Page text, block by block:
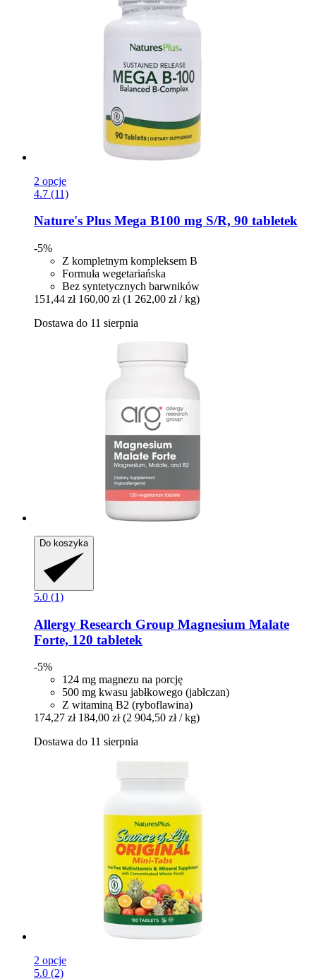
2 opcje
4.7 (11)
Nature's Plus Mega B100 mg S/R, 90 tabletek
-5%
Z kompletnym kompleksem B
Formuła wegetariańska
Bez syntetycznych barwników
151,44 zł 160,00 zł (1 262,00 zł / kg)
Dostawa do 11 sierpnia
Do koszyka
5.0 (1)
Allergy Research Group Magnesium Malate
Forte, 120 tabletek
-5%
124 mg magnezu na porcję
500 mg kwasu jabłkowego (jabłczan)
Z witaminą B2 (ryboflawina)
174,27 zł 184,00 zł (2 904,50 zł / kg)
Dostawa do 11 sierpnia
2 opcje
5.0 (2)